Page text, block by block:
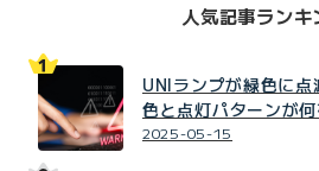
人気記事ランキ
UNIランプが緑色に点
色と点灯パターンが
2025-05-15